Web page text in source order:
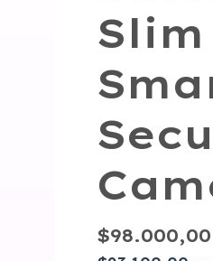
Slim
$98.000,00